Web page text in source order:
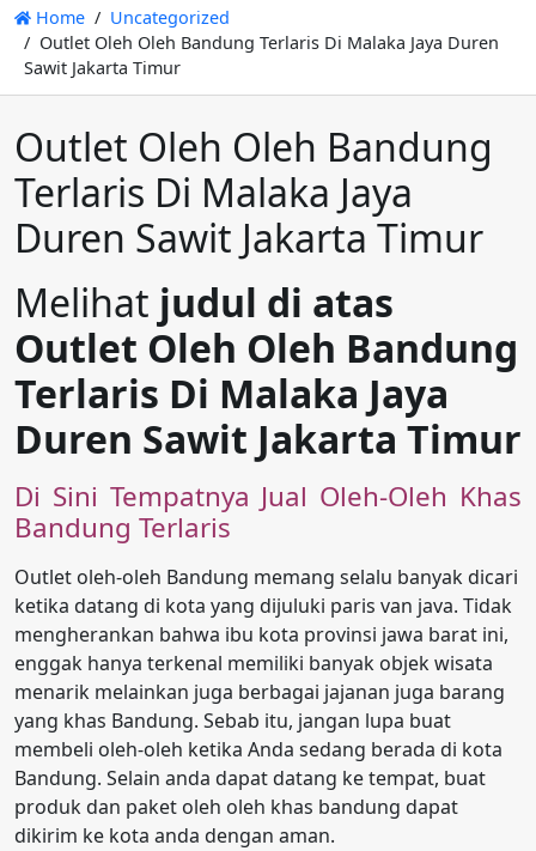
Home
Uncategorized
Outlet Oleh Oleh Bandung Terlaris Di Malaka Jaya Duren
Sawit Jakarta Timur
Outlet Oleh Oleh Bandung
Terlaris Di Malaka Jaya
Duren Sawit Jakarta Timur
Melihat judul di atas
Outlet Oleh Oleh Bandung
Terlaris Di Malaka Jaya
Duren Sawit Jakarta Timur
Di Sini Tempatnya Jual Oleh-Oleh Khas
Bandung Terlaris
Outlet oleh-oleh Bandung memang selalu banyak dicari
ketika datang di kota yang dijuluki paris van java. Tidak
mengherankan bahwa ibu kota provinsi jawa barat ini,
enggak hanya terkenal memiliki banyak objek wisata
menarik melainkan juga berbagai jajanan juga barang
yang khas Bandung. Sebab itu, jangan lupa buat
membeli oleh-oleh ketika Anda sedang berada di kota
Bandung. Selain anda dapat datang ke tempat, buat
produk dan paket oleh oleh khas bandung dapat
dikirim ke kota anda dengan aman.